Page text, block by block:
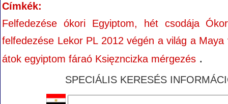
Címkék:
Felfedezése ókori Egyiptom, hét csodája
felfedezése Lekor PL 2012 végén a világ a
átok egyiptom fáraó Księzncizka mérgezés .
SPECIÁLIS KERESÉS